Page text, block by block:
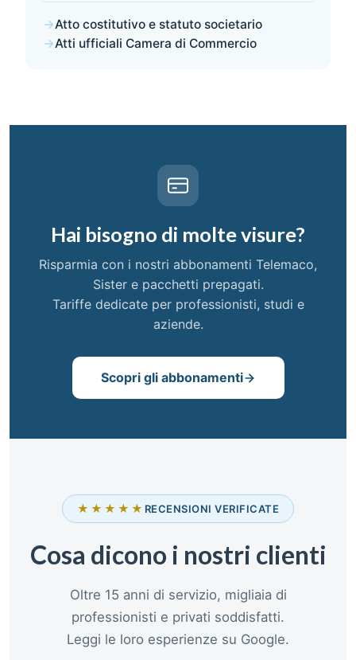
→Atto costitutivo e statuto societario
→Atti ufficiali Camera di Commercio
Hai bisogno di molte visure?
Risparmia con i nostri abbonamenti Telemaco,
Sister e pacchetti prepagati.
Tariffe dedicate per professionisti, studi e
aziende.
Scopri gli abbonamenti
★★★★★ RECENSIONI VERIFICATE
Cosa dicono i nostri clienti
Oltre 15 anni di servizio, migliaia di
professionisti e privati soddisfatti.
Leggi le loro esperienze su Google.